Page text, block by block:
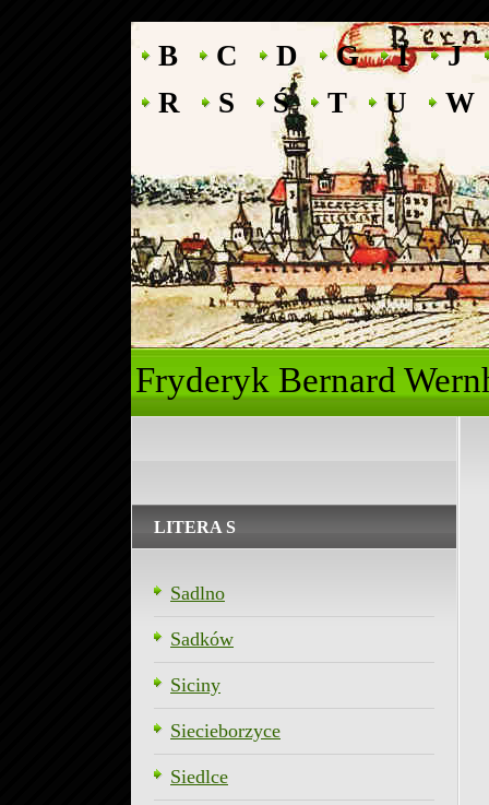
B C D G I
J
R
S Ś T U W
Fryderyk
LITERA S
Sadlno
Sadków
Siciny
Siecieborzyce
Siedlce